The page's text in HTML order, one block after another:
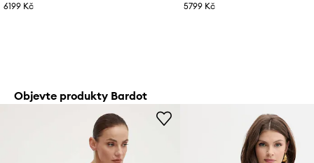
6199 Kč
5799 Kč
Objevte produkty Bardot